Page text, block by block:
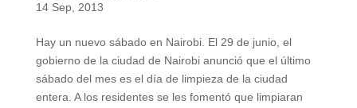
14 Sep, 2013
Hay un nuevo sábado en Nairobi. El 29 de junio, el
gobierno de la ciudad de Nairobi anunció que el último
sábado del mes es el día de limpieza de la ciudad
entera. A los residentes se les fomentó que limpiaran